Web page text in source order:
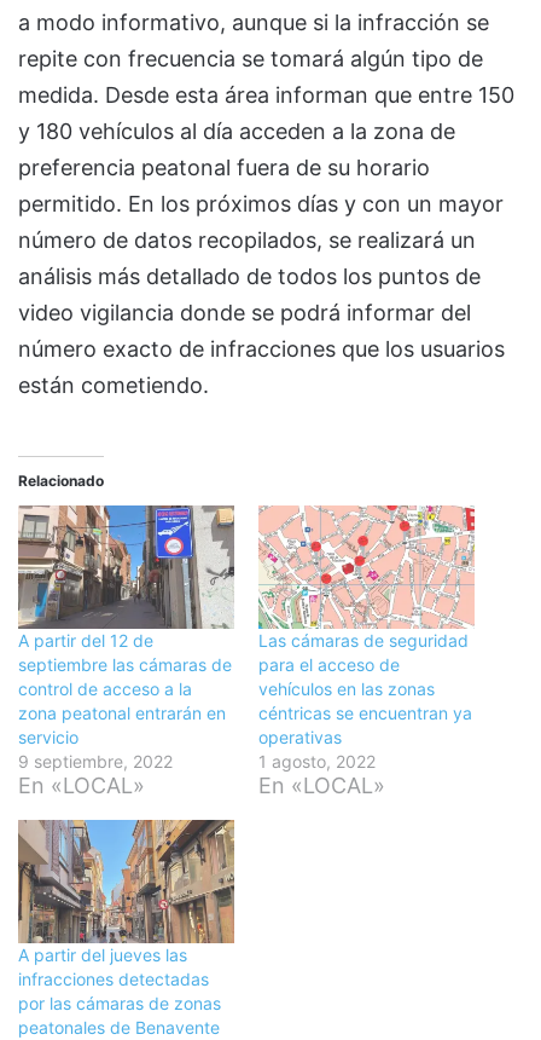
a modo informativo, aunque si la infracción se
repite con frecuencia se tomará algún tipo de
medida. Desde esta área informan que entre 150
y 180 vehículos al día acceden a la zona de
preferencia peatonal fuera de su horario
permitido. En los próximos días y con un mayor
número de datos recopilados, se realizará un
análisis más detallado de todos los puntos de
video vigilancia donde se podrá informar del
número exacto de infracciones que los usuarios
están cometiendo.
Relacionado
A partir del 12 de
septiembre las cámaras de
control de acceso a la
zona peatonal entrarán en
servicio
9 septiembre, 2022
En «LOCAL»
Las cámaras de seguridad
para el acceso de
vehículos en las zonas
céntricas se encuentran ya
operativas
1 agosto, 2022
En «LOCAL»
A partir del jueves las
infracciones detectadas
por las cámaras de zonas
peatonales de Benavente